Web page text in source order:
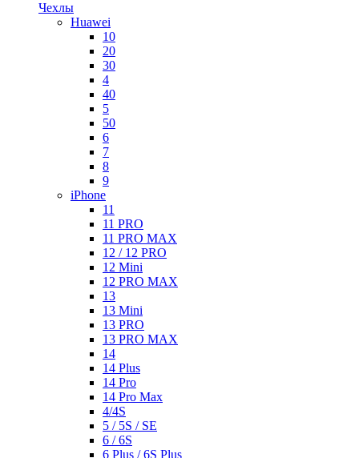
Чехлы
Huawei
10
20
30
4
40
5
50
6
7
8
9
iPhone
11
11 PRO
11 PRO MAX
12 / 12 PRO
12 Mini
12 PRO MAX
13
13 Mini
13 PRO
13 PRO MAX
14
14 Plus
14 Pro
14 Pro Max
4/4S
5 / 5S / SE
6 / 6S
6 Plus / 6S Plus